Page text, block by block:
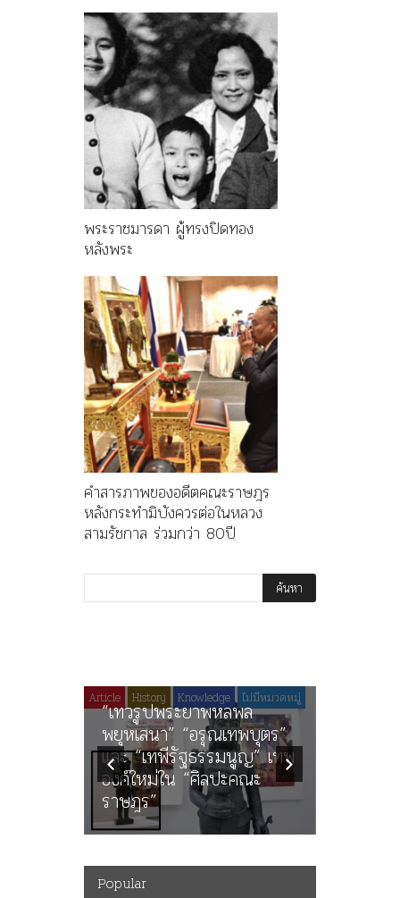
พระราชมารดา ผู้ทรงปิดทอง
หลังพระ
คำสารภาพของอดีตคณะราษฎร
หลังกระทำมิบังควรต่อในหลวง
สามรัชกาล ร่วมกว่า 80ปี
History
พระราชมารดา ผู้ทรงปิดทอง
หลังพระ
Popular